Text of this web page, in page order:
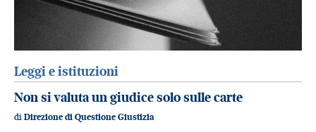
Leggi e istituzioni
Non si valuta un giudice solo sulle carte
di Direzione di Questione Giustizia